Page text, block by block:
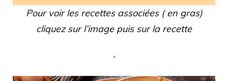
Pour voir les recettes associées ( en gras)
cliquez sur l’image puis sur la recette
*